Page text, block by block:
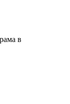
в